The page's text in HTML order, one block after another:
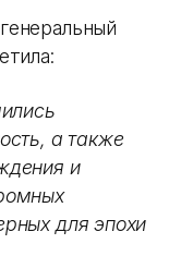
а также
и
для эпохи